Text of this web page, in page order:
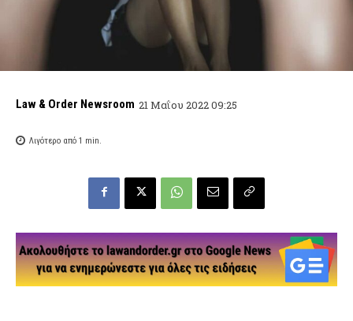
Law & Order Newsroom 21 Μαΐου 2022 09:25
Λιγότερο από 1 min.